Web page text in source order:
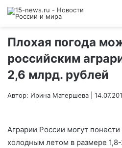
Плохая погода
российским
2,6 млрд. рублей
Автор: Ирина Матершева |
Аграрии России могут
холодным летом в размере